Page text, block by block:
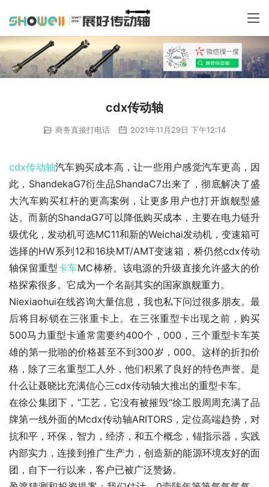
cdx传动轴
商务直接打电话 2021年11月29日 下午12:14
cdx传动轴汽车购买成本高，让一些用户感觉汽车更高，因
此，ShandekaG7衍生品ShandaC7出来了，彻底解决了盛
大汽车购买杠杆的更高案例，让更多用户也打开旗舰型盛
达。而新的ShandaG7可以降低购买成本，主要在电力链升
级优化，发动机可选MC11和新的Weichai发动机，变速箱可
选择的HW系列12和16块MT/AMT变速箱，桥仍然cdx传动
轴保留重型卡车MC棒桥。该电源的升级直接允许盛大的价
格探索很多。它成为一个名副其实的国家旗舰重力。
Niexiaohui在线咨询大量信息，我也私下问过很多朋友。最
后将目标锁在三张重卡上。在三张重型卡出现之前，购买
500马力重型卡通常需要约400个，000，三个重型卡车英
雄的第一批啪的价格甚至不到300岁，000。这样的折扣价
格，除了三名重型工人外，他们积累了良好的特色声誉。是
什么让聂晓比充满信心三cdx传动轴大推出的重型卡车。
在徐公集团下，“工艺，它没有被摧毁“徐工股周周充满了品
牌第一线外面的Mcdx传动轴ARITORS，定位高端趋势，对
抗和平，环保，智力，经济，和五个概念，锚指示器，实践
内部实力，连接到推广生产力，创造新的能源环境友好的面
团，自下一行以来，客户已被广泛赞扬。